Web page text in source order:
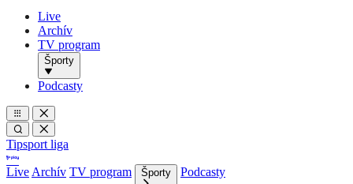
Live
Archív
TV program
Športy
Podcasty
Tipsport liga
Live Archív TV program Športy
Podcasty